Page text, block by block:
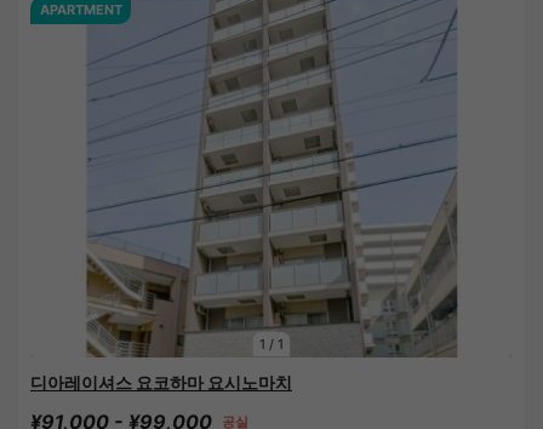
1 / 1
APARTMENT
디아레이셔스 요코하마 요시노마치
¥91,000 - ¥99,000 공실